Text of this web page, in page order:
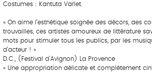
Costumes : Kantuta Varlet.
« On aime l’esthétique soignée des décors, des
trouvailles, ces artistes amoureux de littérature
mots pour stimuler tous les publics, par les
d’acteur ! »
D.C., (Festival d’Avignon) La Provence
« Une appropriation délicate et complètement